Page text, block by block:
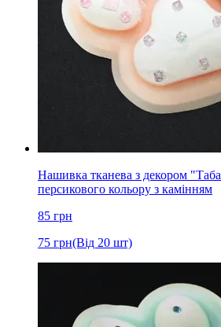
Нашивка тканева з декором
персикового кольору з камінням
85 грн
75 грн(Від 20 шт)